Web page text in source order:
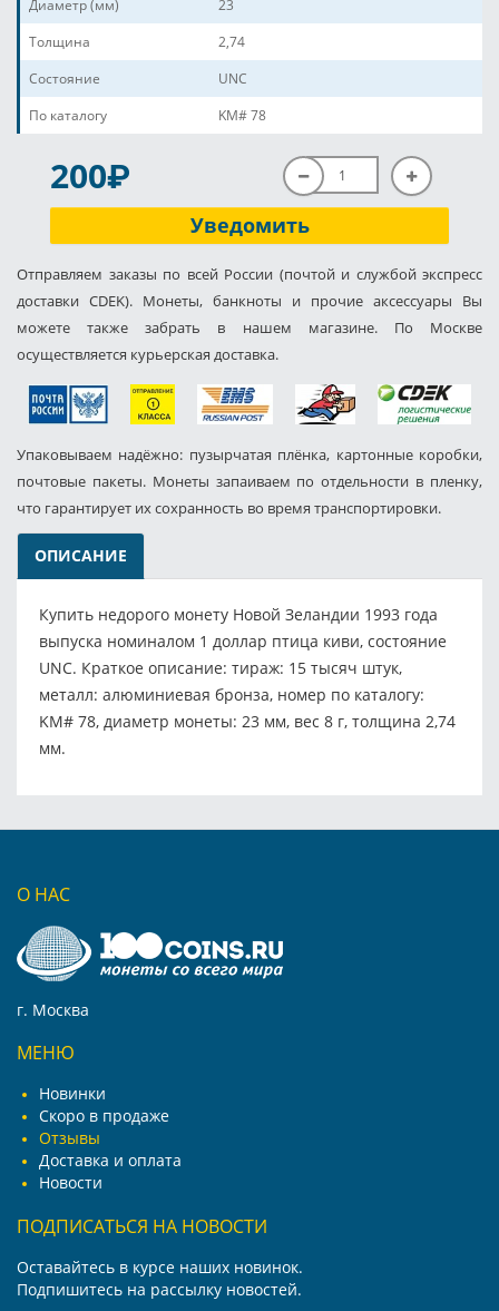
Диаметр (мм)
23
Толщина
2,74
Состояние
UNC
По каталогу
KM# 78
200P
Уведомить
Отправляем заказы по всей России (почтой и службой экспресс
доставки CDEK). Монеты, банкноты и прочие аксессуары Вы
можете также забрать в нашем магазине. По Москве
осуществляется курьерская доставка.
Упаковываем надёжно: пузырчатая плёнка, картонные коробки,
почтовые пакеты. Монеты запаиваем по отдельности в пленку,
что гарантирует их сохранность во время транспортировки.
ОПИСАНИЕ
Купить недорого монету Новой Зеландии 1993 года
выпуска номиналом 1 доллар птица киви, состояние
UNC. Краткое описание: тираж: 15 тысяч штук,
металл: алюминиевая бронза, номер по каталогу:
KM# 78, диаметр монеты: 23 мм, вес 8 г, толщина 2,74
мм.
О НАС
г. Москва
МЕНЮ
Новинки
Скоро в продаже
Отзывы
Доставка и оплата
Новости
ПОДПИСАТЬСЯ НА НОВОСТИ
Оставайтесь в курсе наших новинок.
Подпишитесь на рассылку новостей.